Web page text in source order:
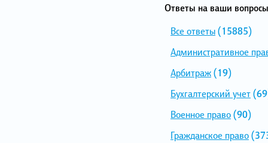
Ответы на ваши
Все ответы(15885)
Административное
Арбитраж(19)
Бухгалтерский учет
Военное право(90)
Гражданское право